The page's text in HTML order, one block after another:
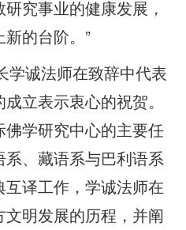
究事业的健康发展，
的台阶。”
诚法师在致辞中代表
立表示衷心的祝贺。
学研究中心的主要任
、藏语系与巴利语系
译工作，学诚法师在
明发展的历程，并阐